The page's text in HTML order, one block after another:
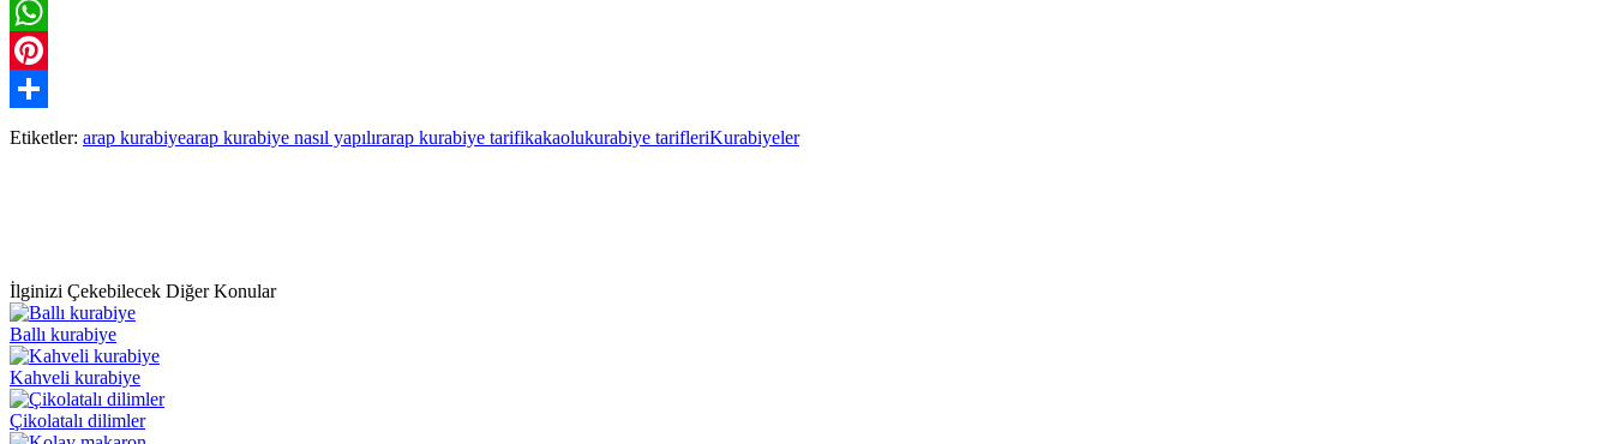
Twitter
WhatsApp
Pinterest
Paylaş
Etiketler: arap kurabiyearap kurabiye nasıl yapılırarap kurabiye tarifikakaolukurabiye tarifleriKurabiyeler
İlginizi Çekebilecek Diğer Konular
Ballı kurabiye
Kahveli kurabiye
Çikolatalı dilimler